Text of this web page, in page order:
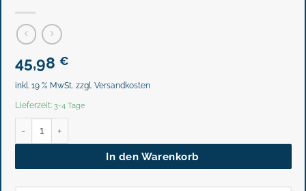
45,98 €
inkl. 19 % MwSt. zzgl. Versandkosten
Lieferzeit: 3-4 Tage
In den Warenkorb